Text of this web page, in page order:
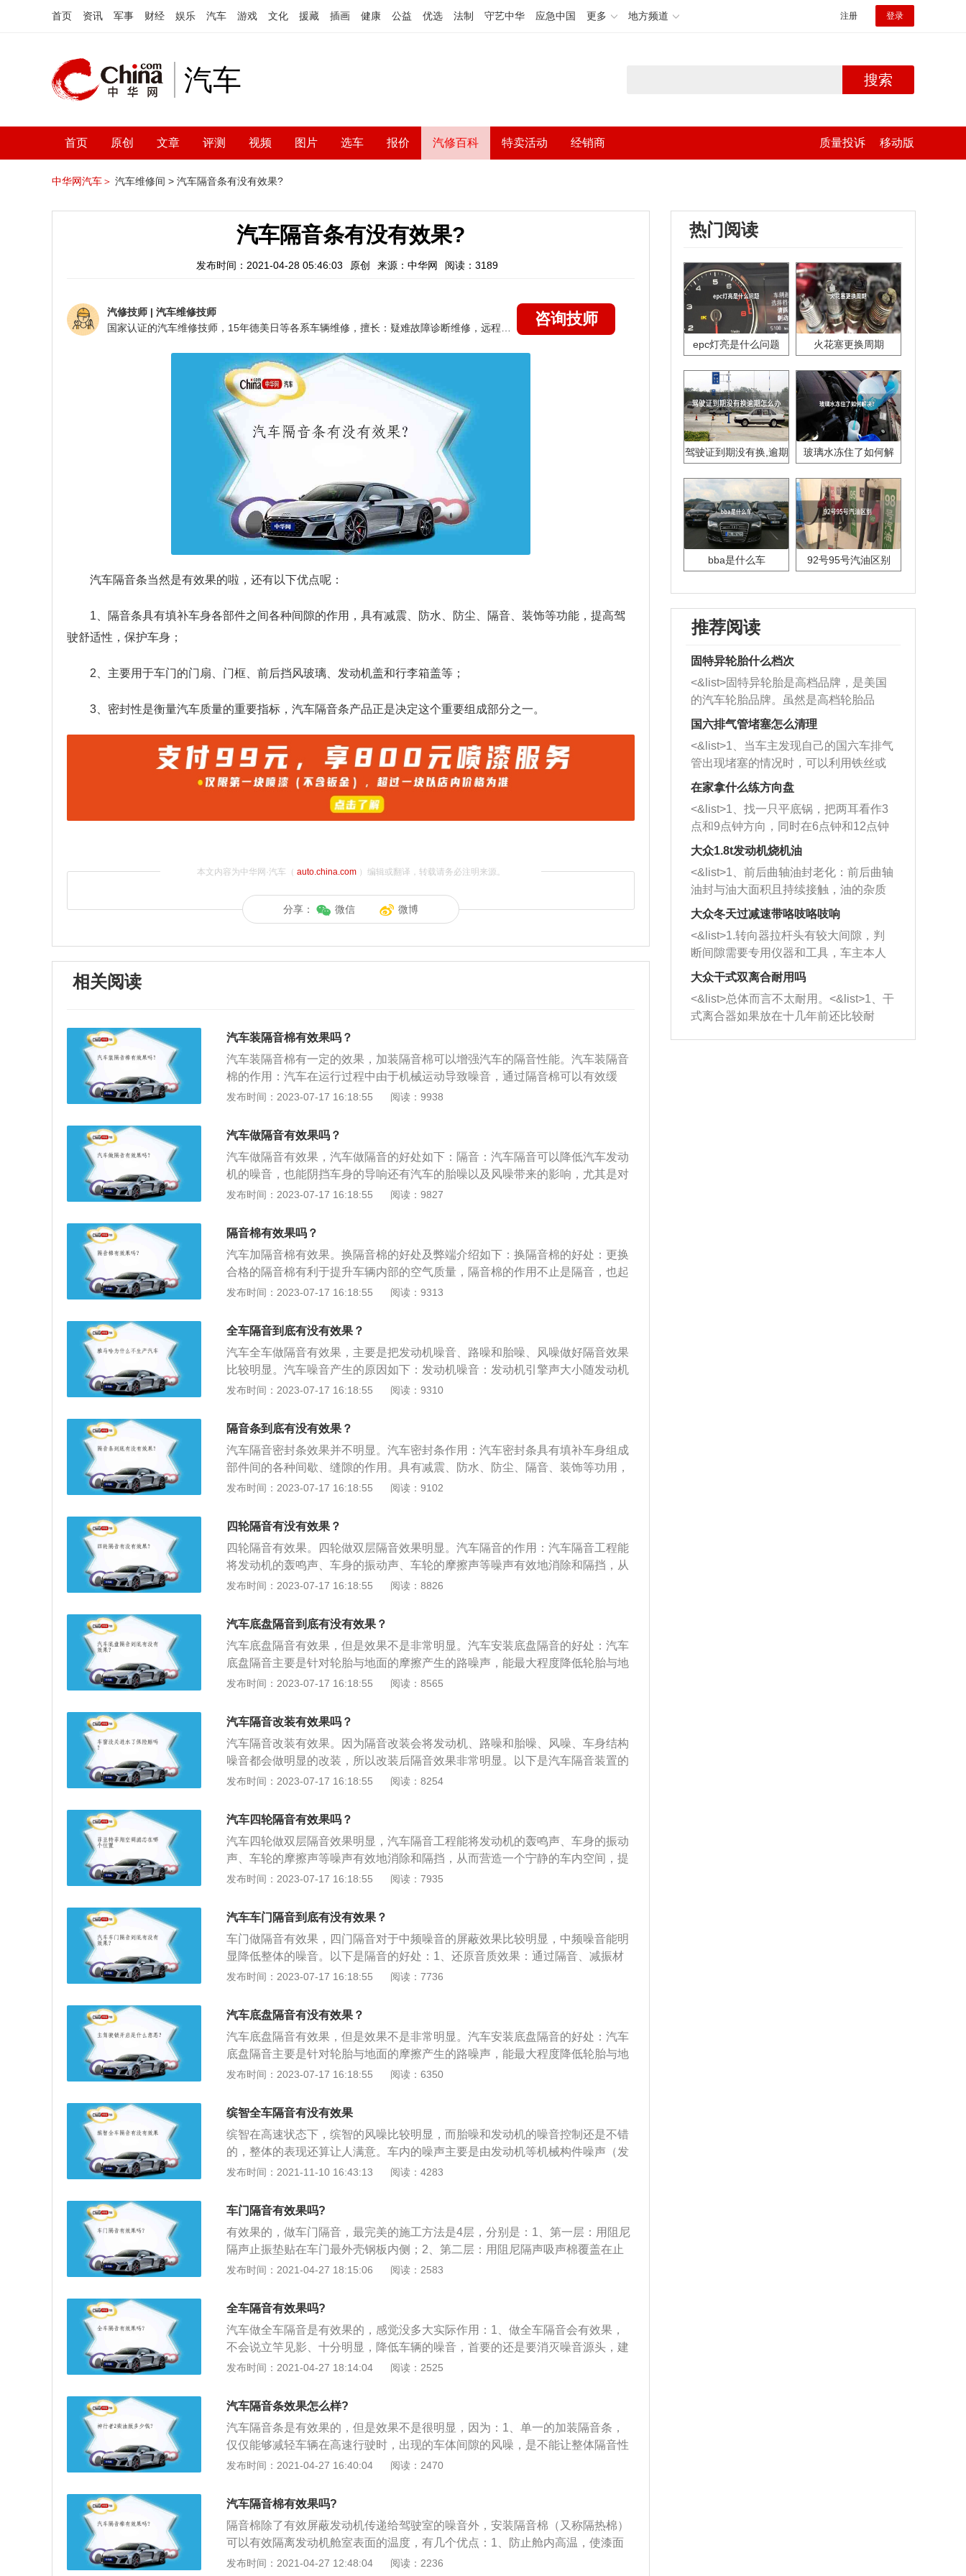
首页 资讯 军事 财经 娱乐 汽车 游戏 文化 援藏 插画 健康 公益 优选 法制 守艺中华 应急中国 更多 地方频道 注册 登录
汽车 搜索
首页 原创 文章 评测 视频 图片 选车 报价 汽修百科 特卖活动 经销商 质量投诉 移动版
中华网汽车＞ 汽车维修间 > 汽车隔音条有没有效果?
汽车隔音条有没有效果?
发布时间：2021-04-28 05:46:03 原创 来源：中华网 阅读：3189
汽修技师 | 汽车维修技师
咨询技师
汽车隔音条当然是有效果的啦，还有以下优点呢：
1、隔音条具有填补车身各部件之间各种间隙的作用，具有减震、防水、防尘、隔音、装饰等功能，提高驾
驶舒适性，保护车身；
2、主要用于车门的门扇、门框、前后挡风玻璃、发动机盖和行李箱盖等；
3、密封性是衡量汽车质量的重要指标，汽车隔音条产品正是决定这个重要组成部分之一。
本文内容为中华网·汽车（ auto.china.com）编辑或翻译，转载请务必注明来源。
分享： 微信 微博
相关阅读
汽车装隔音棉有效果吗？
汽车装隔音棉有一定的效果，加装隔音棉可以增强汽车的隔音性能。汽车装隔音
棉的作用：汽车在运行过程中由于机械运动导致噪音，通过隔音棉可以有效缓
解，为车主提供比较好的驾乘环境，避免因汽车噪音影响正常驾驶。隔音棉另外
擎盖隔音棉的汽车，雨天时基本不会产生白雾。阴雨天和冬天，由于外部气温与
发动机温差较大，再加上雨水等对引擎盖的冲刷等共同作用，会加速漆面的氧
化。隔音棉可以在一定程度上保护引擎盖的漆面。加装隔音的注意事项：注意隔
音材料是否环保，是否存在异味；注意隔音材料的防火性能，避免发生自燃的风
险；注意隔音材料的防水、防潮性能；选择专业的门店加装。
发布时间：2023-07-17 16:18:55 阅读：9938
汽车做隔音有效果吗？
汽车做隔音有效果，汽车做隔音的好处如下：隔音：汽车隔音可以降低汽车发动
机的噪音，也能阴挡车身的导响还有汽车的胎噪以及风噪带来的影响，尤其是对
于乘客来说，汽车隔音不好会严重的影响汽车的舒适度，对于司机来说，噪音过
装，汽车做了隔音之后，阻止了噪音的传播，让汽车的音响效果更好，可以给司
机提供一个比较舒适的驾驶环境，不容易犯困。隔热:汽车的隔热从两方面来说，
在冬季的时候，可以保持车内的温度，不会让车内的热气散掉，在夏天，可以避
免汽车因长时间暴晒而对车内的精密零件造成损伤。车身强化:汽车做隔音工程，
一般都是在汽车的引擎盖下，车门上以及后备箱，这些都是车上比较容易损坏的
发布时间：2023-07-17 16:18:55 阅读：9827
隔音棉有效果吗？
汽车加隔音棉有效果。换隔音棉的好处及弊端介绍如下：换隔音棉的好处：更换
合格的隔音棉有利于提升车辆内部的空气质量，隔音棉的作用不止是隔音，也起
到保温隔热的作用，更换更好的隔音棉可以在冬天时有效保证机舱温度。换隔音
车内地面覆盖物等，这其实会导致二次安装时容易出现误差，容易导致重新安装
时不够精密的后果。
发布时间：2023-07-17 16:18:55 阅读：9313
全车隔音到底有没有效果？
汽车全车做隔音有效果，主要是把发动机噪音、路噪和胎噪、风噪做好隔音效果
比较明显。汽车噪音产生的原因如下：发动机噪音：发动机引擎声大小随发动机
转速的提高增加，对引擎声音除驾驶人员控制外，汽车隔音工程还能再进一步改
音。路噪和胎噪：因为轮胎和路面摩擦产生振动和噪音，同时，柏油路面与混凝
土路面所产生的胎噪有很大区别。针对路噪和胎噪减振是最好的方法，用减振板
或专用减振板和吸音垫及车门密封条对叶子板和车地板及车门进行全面隔音施工
可以有效改善胎噪和路噪。
发布时间：2023-07-17 16:18:55 阅读：9310
隔音条到底有没有效果？
汽车隔音密封条效果并不明显。汽车密封条作用：汽车密封条具有填补车身组成
部件间的各种间歇、缝隙的作用。具有减震、防水、防尘、隔音、装饰等功用，
提高驾乘体验的舒适感和保护车体。密封条缺点：隔音效果不明显，安装车门密
损坏或门板生锈。密封条安装好后影响整体外观，车门会变得非常显眼。密封条
脱落后，胶水痕迹会留在车漆上，很难处理。
发布时间：2023-07-17 16:18:55 阅读：9102
四轮隔音有没有效果？
四轮隔音有效果。四轮做双层隔音效果明显。汽车隔音的作用：汽车隔音工程能
将发动机的轰鸣声、车身的振动声、车轮的摩擦声等噪声有效地消除和隔挡，从
而营造一个宁静的车内空间，提高乘座的舒适性。施工后噪声可降低7-8dB。汽
为了能够更好的享受到汽车音响所带来的乐趣而开发，这些产品既是可以降低行
驶过程中车内的噪音，又可以提升汽车音响的音压和音色。
发布时间：2023-07-17 16:18:55 阅读：8826
汽车底盘隔音到底有没有效果？
汽车底盘隔音有效果，但是效果不是非常明显。汽车安装底盘隔音的好处：汽车
底盘隔音主要是针对轮胎与地面的摩擦产生的路噪声，能最大程度降低轮胎与地
面的摩擦产生的路噪声，对车主的行驶安全有很大的效果；车底盘贴上止振胶条
法：底盘隔音改装可以从底盘外部做一层底盘装甲，底盘装甲是一层弹性密封材
料，可以在外部起到隔音降噪的作用。车内底盘的隔音材料可以选择光面吸声棉
或者10mm麻面吸声棉，并结合铝箔隔声减振板。接下来测出车内各部位的噪音
状况，然后是将内饰件拆卸下来，注意，拆卸技巧，不可用蛮力，以免损坏内饰
件及漆层，然后进行清洁底盘的工作，在处理附着物时一定要注意力度和方向，
发布时间：2023-07-17 16:18:55 阅读：8565
汽车隔音改装有效果吗？
汽车隔音改装有效果。因为隔音改装会将发动机、路噪和胎噪、风噪、车身结构
噪音都会做明显的改装，所以改装后隔音效果非常明显。以下是汽车隔音装置的
相关介绍：1、含义：汽车隔音是根据车辆的性能、相应的路况、使用的条件，
老化受挤压力产生的摩擦声等作细致处理，以提高汽车乘坐的舒适性。2、主要
功能：降低车内噪声；改善音响效果；降低车内温度；延缓漆膜老化。
发布时间：2023-07-17 16:18:55 阅读：8254
汽车四轮隔音有效果吗？
汽车四轮做双层隔音效果明显，汽车隔音工程能将发动机的轰鸣声、车身的振动
声、车轮的摩擦声等噪声有效地消除和隔挡，从而营造一个宁静的车内空间，提
高乘座的舒适性。施工后噪声可降低7～8dB。拓展资料：汽车隔音起源：汽车隔
汽车音响所带来的乐趣而开发，这些产品既是可以降低行驶过程中车内的噪音，
又可以提升汽车音响的音压和音色。
发布时间：2023-07-17 16:18:55 阅读：7935
汽车车门隔音到底有没有效果？
车门做隔音有效果，四门隔音对于中频噪音的屏蔽效果比较明显，中频噪音能明
显降低整体的噪音。以下是隔音的好处：1、还原音质效果：通过隔音、减振材
料对汽车的钣金进行减振和密封处理，改善喇叭安装环境的缺陷，还原汽车音响
及隔音处理，降低汽车钣金结构传递的噪音，提高驾驶舒适度。拥有高档轿车的
厚重感有效阻隔外界噪声向驾驶舱的传入，有效提升原有汽车音响系统的声色质
量，如果结合四门密封或者全车密封，对音响效果的提升会更显著，此外还能有
效增加车辆气密性及防尘能力，降低行驶风噪。3、隔热：利用隔音棉的隔热效
果，对顶棚进行隔音，不仅可以阻隔下雨时雨点的敲击声，配合底盘和四门的隔
减缓车内热量散发的作用。
发布时间：2023-07-17 16:18:55 阅读：7736
汽车底盘隔音有没有效果？
汽车底盘隔音有效果，但是效果不是非常明显。汽车安装底盘隔音的好处：汽车
底盘隔音主要是针对轮胎与地面的摩擦产生的路噪声，能最大程度降低轮胎与地
面的摩擦产生的路噪声，对车主的行驶安全有很大的效果；车底盘贴上止振胶条
法：底盘隔音改装可以从底盘外部做一层底盘装甲，底盘装甲是一层弹性密封材
料，可以在外部起到隔音降噪的作用。车内底盘的隔音材料可以选择光面吸声棉
或者10mm麻面吸声棉，并结合铝箔隔声减振板。接下来测出车内各部位的噪音
状况，然后是将内饰件拆卸下来，注意，拆卸技巧，不可用蛮力，以免损坏内饰
件及漆层，然后进行清洁底盘的工作，在处理附着物时一定要注意力度和方向，
发布时间：2023-07-17 16:18:55 阅读：6350
缤智全车隔音有没有效果
缤智在高速状态下，缤智的风噪比较明显，而胎噪和发动机的噪音控制还是不错
的，整体的表现还算让人满意。车内的噪声主要是由发动机等机械构件噪声（发
动机噪声）、轮胎与地面的摩擦声（路噪）、汽车冲破空气幕产生的碰撞及摩擦
噪音等组成。车内的噪声主要是低频噪音（250hz---500hz）它的穿透力极强，也
是声学隔音技术中较难处理的部分风噪是因为风的压力超过车门的密封抗阻力而
形成，所以加强密封阻力是最直接最根本的解决方法，车门密封条和内心密封条
就能很好解决这一问题。缤智的外观设计理念为DynamicCrossSolid，将轿跑车
的时尚外观与SUV张力十足的形象这两种看似矛盾的元素实现了完美融合，并为
跑风格的车舱、强有力的车身下部以及五种灵动的外观色系得以有力呈现。缤智
的飞翼式前脸设计，以神秘优雅的黑色为基调，并将格栅与灯体进行一体化打
造，凸显先锋精悍的个性；双灯位设计的LED前大灯，与弧线型的LED日间行车
发布时间：2021-11-10 16:43:13 阅读：4283
车门隔音有效果吗?
有效果的，做车门隔音，最完美的施工方法是4层，分别是：1、第一层：用阻尼
隔声止振垫贴在车门最外壳钢板内侧；2、第二层：用阻尼隔声吸声棉覆盖在止
振垫表面；3、第三层：用阻尼隔声止振垫贴在固定喇叭的那层钢板表面；4、第
发布时间：2021-04-27 18:15:06 阅读：2583
全车隔音有效果吗?
汽车做全车隔音是有效果的，感觉没多大实际作用：1、做全车隔音会有效果，
不会说立竿见影、十分明显，降低车辆的噪音，首要的还是要消灭噪音源头，建
议更换轮胎降低胎燥；2、全车隔音一般是汽车音响发烧友才会做的汽车改装项
使时有更好的效果；3、不同的声音拥有不同的频率，噪音也是声音，噪音的频
率也不尽相同，汽车隔音材料需要针对不同的噪音频率来做搭配。
发布时间：2021-04-27 18:14:04 阅读：2525
汽车隔音条效果怎么样?
汽车隔音条是有效果的，但是效果不是很明显，因为：1、单一的加装隔音条，
仅仅能够减轻车辆在高速行驶时，出现的车体间隙的风噪，是不能让整体隔音性
变好的；2、汽车隔音条具有填补车身组成部件间各种缝隙的作用；3、具有减
4、主要是应用在车门的门扇、门框、前后挡风玻璃、发动机盖和行李箱盖上
发布时间：2021-04-27 16:40:04 阅读：2470
汽车隔音棉有效果吗?
隔音棉除了有效屏蔽发动机传递给驾驶室的噪音外，安装隔音棉（又称隔热棉）
可以有效隔离发动机舱室表面的温度，有几个优点：1、防止舱内高温，使漆面
表面老化；2、防止炎热的季节太阳烘烤导致提高盖子的表面温度，导致舱室温
发布时间：2021-04-27 12:48:04 阅读：2236
热门阅读
epc灯亮是什么问题 火花塞更换周期
驾驶证到期没有换,逾期
玻璃水冻住了如何解
bba是什么车 92号95号汽油区别
推荐阅读
固特异轮胎什么档次
<&list>固特异轮胎是高档品牌，是美国
的汽车轮胎品牌。虽然是高档轮胎品
牌，但是中高低端的轮胎都有生产，这
也是为了更好的开拓市场。
国六排气管堵塞怎么清理
<&list>1、当车主发现自己的国六车排气
管出现堵塞的情况时，可以利用铁丝或
者是细棍，直接将杂物给取出来，如果
堵塞情况比较严重，也可以采取应急措
施。 <&list>2、直接利用木棍将所有的
杂物推到排气管里面的位置处，然后将
三元催化器拆解开，就可以将堵塞的东
西取出来。但如果是因为积碳过多引起
的堵塞，就需要将三元催化器泡在草酸
洗剂对堵塞的情况得到解决，将清洗剂
放在燃油箱中，与燃油混合后，车辆启
动时，就可以和汽油一起进入到燃烧
室，最后形成废气排出，就可以让三元
催化器得到清洗，排气管堵塞的情况就
能够得到解决。
在家拿什么练方向盘
<&list>1、找一只平底锅，把两耳看作3
点和9点钟方向，同时在6点钟和12点钟
方向做一个标记。 <&list>2、双手握住
一圈半的练习，往右同样也要打相同的
圈数。 <&list>3、最后强调要反复练
习，这样就可以形成肌肉记忆，在真实
驾驶车辆时，不需要记忆也能打好方
向。
大众1.8t发动机烧机油
<&list>1、前后曲轴油封老化：前后曲轴
油封与油大面积且持续接触，油的杂质
和发动机内持续温度变化使其密封效果
逐渐减弱，导致渗油或漏油。<&list>2、
活塞间隙过大：积碳会使活塞环与缸体
的间隙扩大，导致机油流入燃烧室中，
造成烧机油。<&list>3、机油粘度。使用
机油粘度过小的话，同样会有烧机油现
象，机油粘度过小具有很好的流动性，
大众冬天过减速带咯吱咯吱响
<&list>1.转向器拉杆头有较大间隙，判
断间隙需要专用仪器和工具，车主本人
无法制作，需要将车辆送到修理厂或4s
店；<&list>2.车辆半轴套管防尘罩破
裂，破裂后会出现漏油现象，使半轴磨
损严重，磨损的半轴容易损坏，产生异
响；<&list>3.稳定器的转向胶套和球头
大众干式双离合耐用吗
<&list>总体而言不太耐用。<&list>1、干
式离合器如果放在十几年前还比较耐